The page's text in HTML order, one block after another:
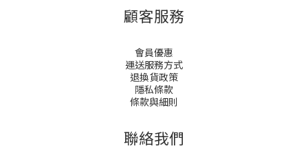
顧客服務
會員優惠
運送服務方式
退換貨政策
隱私條款
條款與細則
聯絡我們